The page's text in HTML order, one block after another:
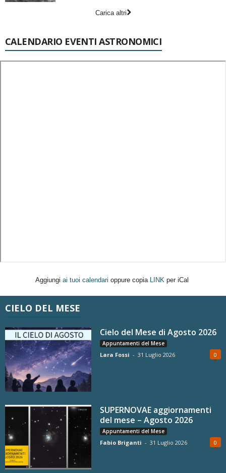
Carica altri
CALENDARIO EVENTI ASTRONOMICI
Aggiungi ai tuoi calendari oppure copia LINK per iCal
CIELO DEL MESE
Cielo del Mese di Agosto 2026
Appuntamenti del Mese
Lara Fossi - 31 Luglio 2026 0
SUPERNOVAE aggiornamenti
del mese – Agosto 2026
Appuntamenti del Mese
Fabio Briganti - 31 Luglio 2026 0